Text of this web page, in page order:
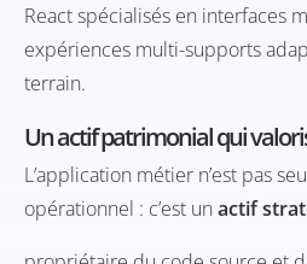
React spécialisés en interfaces
expériences multi-supports
terrain.
Un actif patrimonial qui
L’application métier n’est pas
opérationnel : c’est unactif